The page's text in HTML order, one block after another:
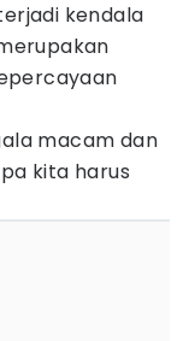
kendala
macam dan
kita harus